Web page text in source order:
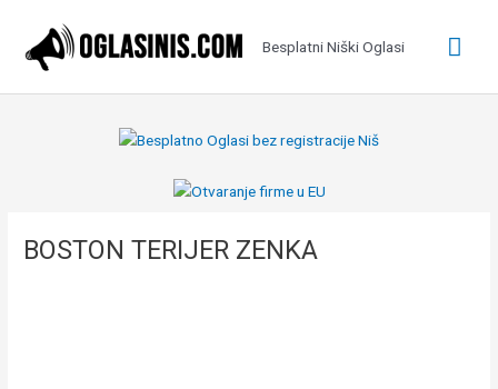
sadržaj
Besplatni Niški Oglasi
BOSTON TERIJER ZENKA